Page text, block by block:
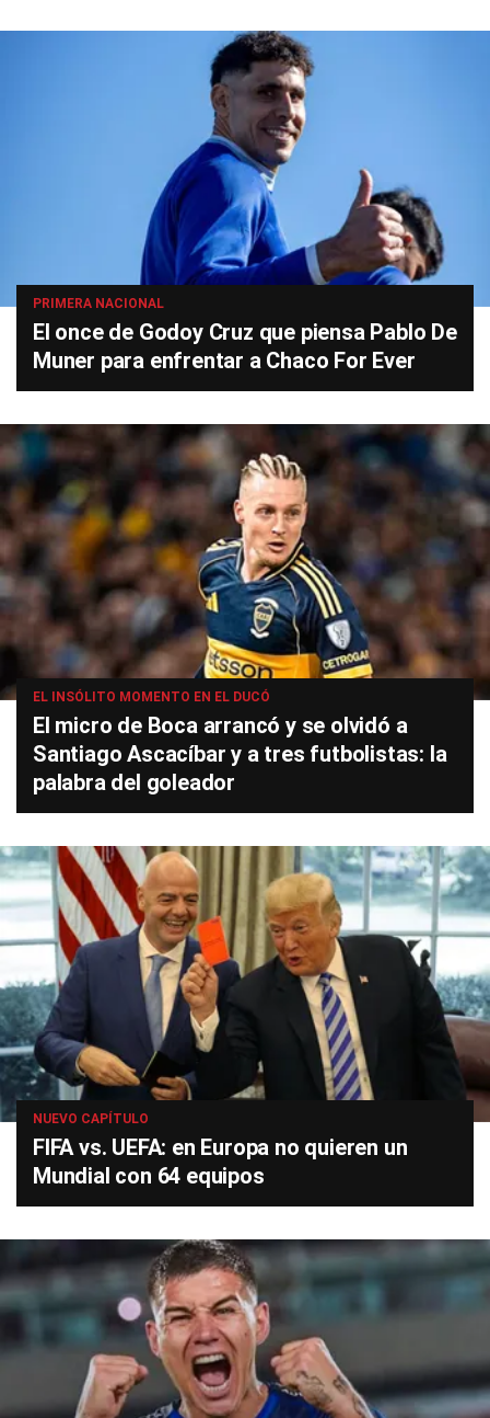
PRIMERA NACIONAL
El once de Godoy Cruz que piensa Pablo De
Muner para enfrentar a Chaco For Ever
EL INSÓLITO MOMENTO EN EL DUCÓ
El micro de Boca arrancó y se olvidó a
Santiago Ascacíbar y a tres futbolistas: la
palabra del goleador
NUEVO CAPÍTULO
FIFA vs. UEFA: en Europa no quieren un
Mundial con 64 equipos